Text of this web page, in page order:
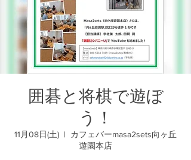
囲碁と将棋で遊ぼ
う！
11月08日(土)
  |
カフェバーmasa2sets向ヶ丘
遊園本店